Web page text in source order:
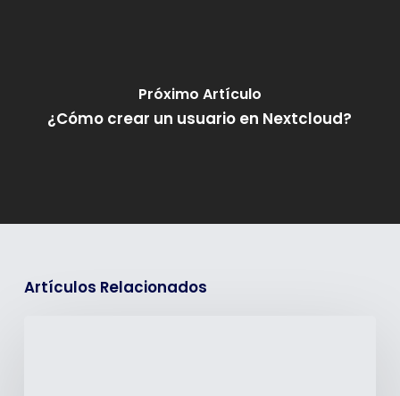
Próximo Artículo
¿Cómo crear un usuario en Nextcloud?
Artículos Relacionados